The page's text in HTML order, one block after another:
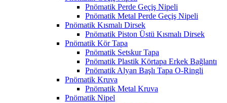
Pnömatik Perde Geçiş Nipeli
Pnömatik Metal Perde Geçiş Nipeli
Pnömatik Kısmalı Dirsek
Pnömatik Piston Üstü Kısmalı Dirsek
Pnömatik Kör Tapa
Pnömatik Setskur Tapa
Pnömatik Plastik Körtapa Erkek Bağlantı
Pnömatik Alyan Başlı Tapa O-Ringli
Pnömatik Kruva
Pnömatik Metal Kruva
Pnömatik Nipel